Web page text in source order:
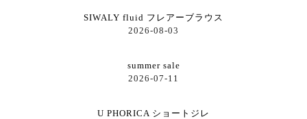
SIWALY fluid フレアーブラウス
2026-08-03
summer sale
2026-07-11
U PHORICA ショートジレ